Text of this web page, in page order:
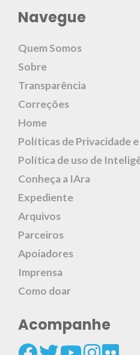
Navegue
Quem Somos
Sobre
Transparência
Correções
Home
Políticas de Privacidade
Política de uso de
Conheça a IAra
Expediente
Arquivos
Parceiros
Apoiadores
Imprensa
Como doar
Acompanhe